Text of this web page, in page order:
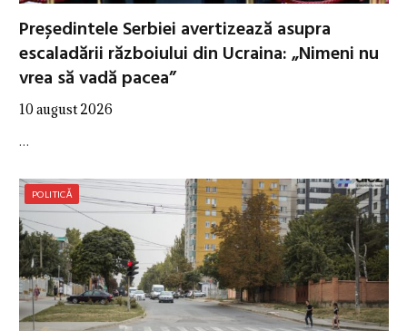
Președintele Serbiei avertizează asupra
escaladării războiului din Ucraina: „Nimeni nu
vrea să vadă pacea”
10 august 2026
…
POLITICĂ